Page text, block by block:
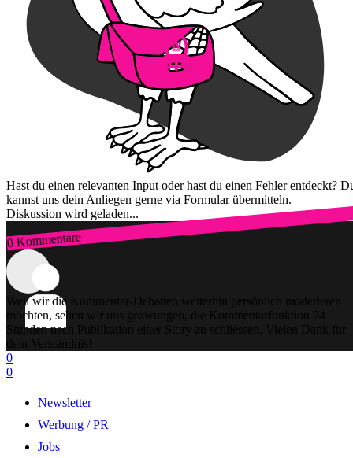
Hast du einen relevanten Input oder hast du einen Fehler entdeckt?
kannst uns dein Anliegen gerne via Formular übermitteln.
Diskussion wird geladen...
0 Kommentare
Zum Login
Weil wir die Kommentar-Debatten weiterhin persönlich moderieren
möchten, sehen wir uns gezwungen, die Kommentarfunktion 24
Stunden nach Publikation einer Story zu schliessen. Vielen Dank für
dein Verständnis!
0
0
Newsletter
Werbung / PR
Jobs